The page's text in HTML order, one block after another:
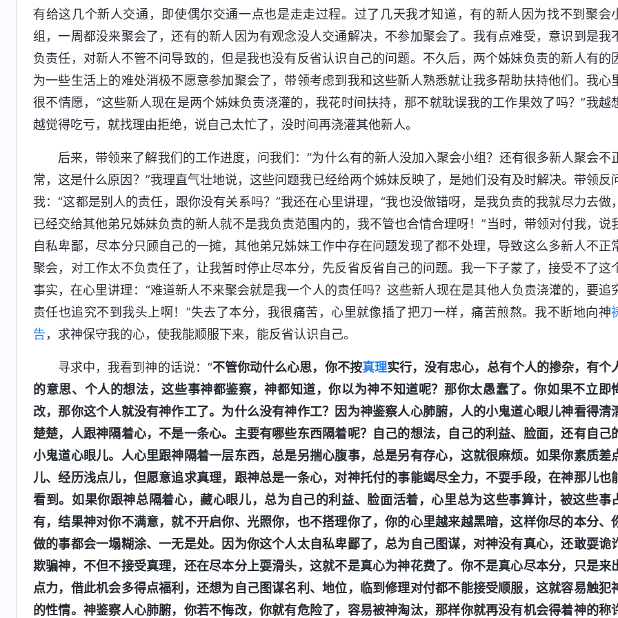
有给这几个新人交通，即使偶尔交通一点也是走走过程。过了几天我才知道，有的新人因为找不到聚会
组，一周都没来聚会了，还有的新人因为有观念没人交通解决，不参加聚会了。我有点难受，意识到是我
负责任，对新人不管不问导致的，但是我也没有反省认识自己的问题。不久后，两个姊妹负责的新人有的
为一些生活上的难处消极不愿意参加聚会了，带领考虑到我和这些新人熟悉就让我多帮助扶持他们。我心
很不情愿，“这些新人现在是两个姊妹负责浇灌的，我花时间扶持，那不就耽误我的工作果效了吗？”我越
越觉得吃亏，就找理由拒绝，说自己太忙了，没时间再浇灌其他新人。
后来，带领来了解我们的工作进度，问我们：“为什么有的新人没加入聚会小组？还有很多新人聚会不
常，这是什么原因？”我理直气壮地说，这些问题我已经给两个姊妹反映了，是她们没有及时解决。带领反
我：“这都是别人的责任，跟你没有关系吗？”我还在心里讲理，“我也没做错呀，是我负责的我就尽力去做，
已经交给其他弟兄姊妹负责的新人就不是我负责范围内的，我不管也合情合理呀！”当时，带领对付我，说
自私卑鄙，尽本分只顾自己的一摊，其他弟兄姊妹工作中存在问题发现了都不处理，导致这么多新人不正
聚会，对工作太不负责任了，让我暂时停止尽本分，先反省反省自己的问题。我一下子蒙了，接受不了这
事实，在心里讲理：“难道新人不来聚会就是我一个人的责任吗？这些新人现在是其他人负责浇灌的，要追
责任也追究不到我头上啊！”失去了本分，我很痛苦，心里就像插了把刀一样，痛苦煎熬。我不断地向神
告，求神保守我的心，使我能顺服下来，能反省认识自己。
寻求中，我看到神的话说：“不管你动什么心思，你不按真理实行，没有忠心，总有个人的掺杂，有个
的意思、个人的想法，这些事神都鉴察，神都知道，你以为神不知道呢？那你太愚蠢了。你如果不立即
改，那你这个人就没有神作工了。为什么没有神作工？因为神鉴察人心肺腑，人的小鬼道心眼儿神看得清
楚楚，人跟神隔着心，不是一条心。主要有哪些东西隔着呢？自己的想法，自己的利益、脸面，还有自己
小鬼道心眼儿。人心里跟神隔着一层东西，总是另揣心腹事，总是另有存心，这就很麻烦。如果你素质差
儿、经历浅点儿，但愿意追求真理，跟神总是一条心，对神托付的事能竭尽全力，不耍手段，在神那儿也
看到。如果你跟神总隔着心，藏心眼儿，总为自己的利益、脸面活着，心里总为这些事算计，被这些事
有，结果神对你不满意，就不开启你、光照你，也不搭理你了，你的心里越来越黑暗，这样你尽的本分、
做的事都会一塌糊涂、一无是处。因为你这个人太自私卑鄙了，总为自己图谋，对神没有真心，还敢耍诡
欺骗神，不但不接受真理，还在尽本分上耍滑头，这就不是真心为神花费了。你不是真心尽本分，只是来
点力，借此机会多得点福利，还想为自己图谋名利、地位，临到修理对付都不能接受顺服，这就容易触犯
的性情。神鉴察人心肺腑，你若不悔改，你就有危险了，容易被神淘汰，那样你就再没有机会得着神的称